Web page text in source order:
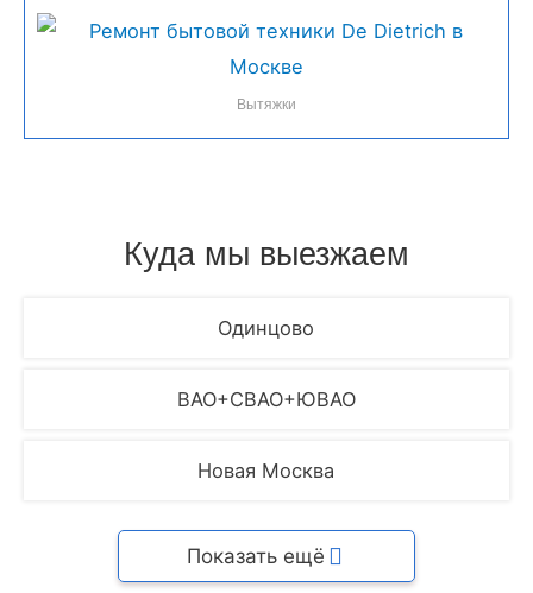
Вытяжки
Куда мы выезжаем
Одинцово
ВАО+СВАО+ЮВАО
Новая Москва
Показать ещё